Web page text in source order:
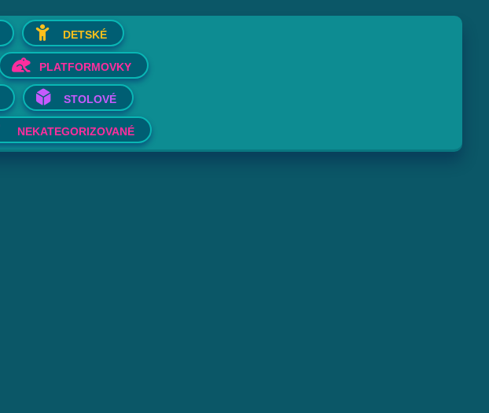
DETSKÉ
PLATFORMOVKY
STOLOVÉ
NEKATEGORIZOVANÉ